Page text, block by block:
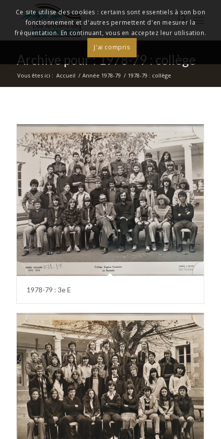
Archive pour : 1978-79 : collège
Vous êtes ici : Accueil / Année 1978-79 / 1978-79 : collège
1978-79 : 3e E
Ce site utilise des cookies : certains sont essentiels à son bon
fonctionnement et d'autres permettent d'en mesurer la
fréquentation. En continuant, vous en acceptez leur utilisation.
J'ai compris